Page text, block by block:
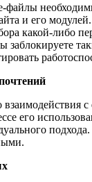
файлы
и его
какой-либо
его